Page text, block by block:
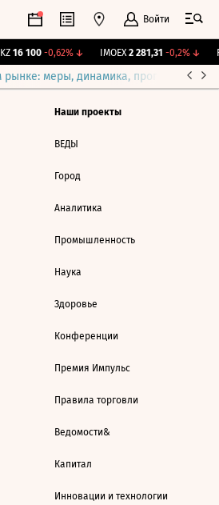
Войти
16 100 -0,62%↓ IMOEX 2 281,31 -0,2%↓
меры, динамика, прогнозы
Наши проекты
ВЕДЫ
Город
Аналитика
Промышленность
Наука
Здоровье
Конференции
Премия Импульс
Правила торговли
Ведомости&
Капитал
Инновации и технологии